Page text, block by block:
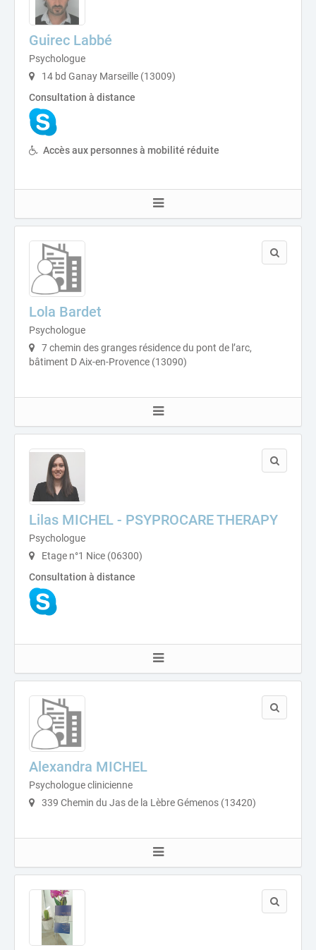
Guirec Labbé
Psychologue
14 bd Ganay Marseille (13009)
Consultation à distance
Accès aux personnes à mobilité réduite
Lola Bardet
Psychologue
7 chemin des granges résidence du pont de l’arc,
bâtiment D Aix-en-Provence (13090)
Lilas MICHEL - PSYPROCARE THERAPY
Psychologue
Etage n°1 Nice (06300)
Consultation à distance
Alexandra MICHEL
Psychologue clinicienne
339 Chemin du Jas de la Lèbre Gémenos (13420)